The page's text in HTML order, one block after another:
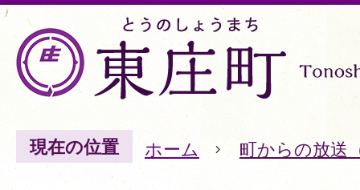
現在の位置 ホーム 町からの放送